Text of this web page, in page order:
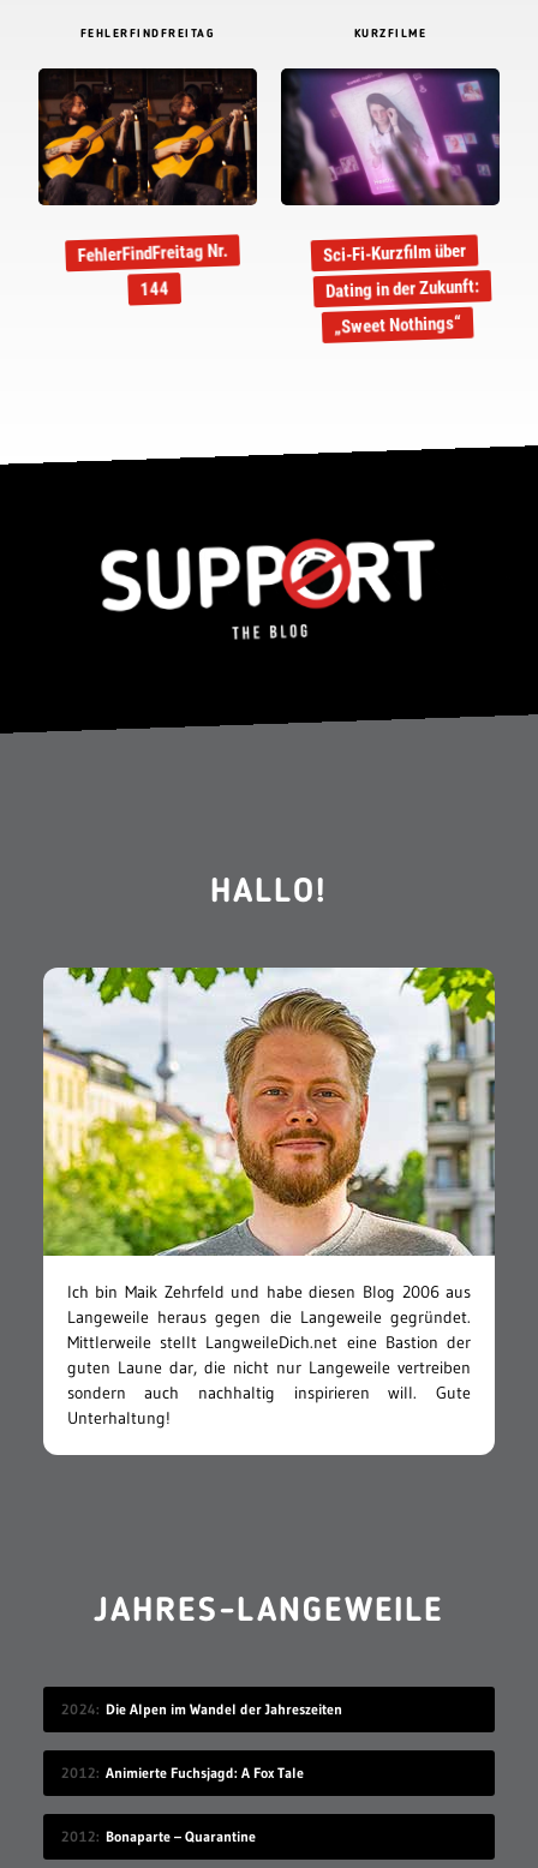
FEHLERFINDFREITAG
FehlerFindFreitag Nr.
144
KURZFILME
Sci-Fi-Kurzfilm über
Dating in der Zukunft:
„Sweet Nothings“
HALLO!
Ich bin Maik Zehrfeld und habe diesen Blog 2006 aus
Langeweile heraus gegen die Langeweile gegründet.
Mittlerweile stellt LangweileDich.net eine Bastion der
guten Laune dar, die nicht nur Langeweile vertreiben
sondern auch nachhaltig inspirieren will. Gute
Unterhaltung!
JAHRES-LANGEWEILE
2024 Die Alpen im Wandel der Jahreszeiten
2012 Animierte Fuchsjagd: A Fox Tale
2012 Bonaparte – Quarantine